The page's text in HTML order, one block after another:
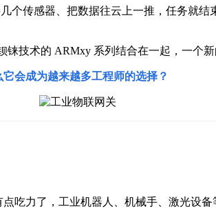
个传感器、把数据往云上一推，任务就结
铼技术的 ARMxy 系列结合在一起，一个新
会成为越来越多工程师的选择？
吃力了，工业机器人、机械手、激光设